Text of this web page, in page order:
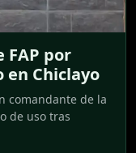
FAP por
en Chiclayo
comandante de la
de uso tras